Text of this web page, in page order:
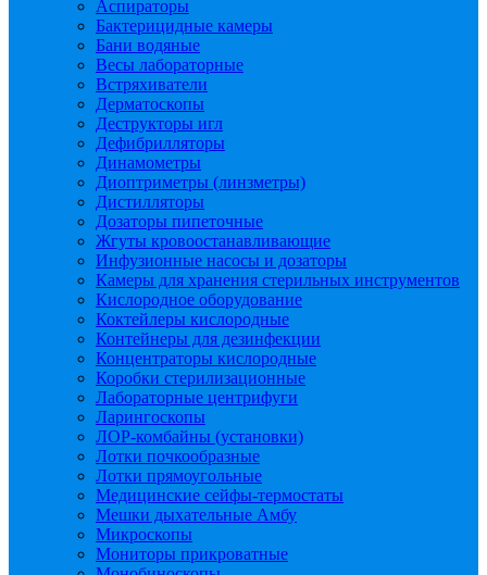
Аспираторы
Бактерицидные камеры
Бани водяные
Весы лабораторные
Встряхиватели
Дерматоскопы
Деструкторы игл
Дефибрилляторы
Динамометры
Диоптриметры (линзметры)
Дистилляторы
Дозаторы пипеточные
Жгуты кровоостанавливающие
Инфузионные насосы и дозаторы
Камеры для хранения стерильных инструментов
Кислородное оборудование
Коктейлеры кислородные
Контейнеры для дезинфекции
Концентраторы кислородные
Коробки стерилизационные
Лабораторные центрифуги
Ларингоскопы
ЛОР-комбайны (установки)
Лотки почкообразные
Лотки прямоугольные
Медицинские сейфы-термостаты
Мешки дыхательные Амбу
Микроскопы
Мониторы прикроватные